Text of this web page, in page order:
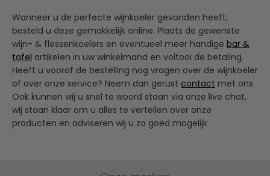
Wanneer u de perfecte wijnkoeler gevonden heeft,
besteld u deze gemakkelijk online. Plaats de gewenste
wijn- & flessenkoelers en eventueel meer handige bar &
tafel artikelen in uw winkelmand en voltooi de betaling.
Heeft u vooraf de bestelling nog vragen over de wijnkoeler
of over onze service? Neem dan gerust contact met ons.
Ook kunnen wij u snel te woord staan via onze live chat,
wij staan klaar om u alles te vertellen over onze
producten en adviseren wij u zo goed mogelijk.